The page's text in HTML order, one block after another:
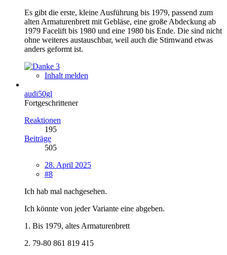
Es gibt die erste, kleine Ausführung bis 1979, passend zum
alten Armaturenbrett mit Gebläse, eine große Abdeckung ab
1979 Facelift bis 1980 und eine 1980 bis Ende. Die sind nicht
ohne weiteres austauschbar, weil auch die Stirnwand etwas
anders geformt ist.
3
Inhalt melden
audi50gl
Fortgeschrittener
Reaktionen
195
Beiträge
505
28. April 2025
#8
Ich hab mal nachgesehen.
Ich könnte von jeder Variante eine abgeben.
1. Bis 1979, altes Armaturenbrett
2. 79-80 861 819 415